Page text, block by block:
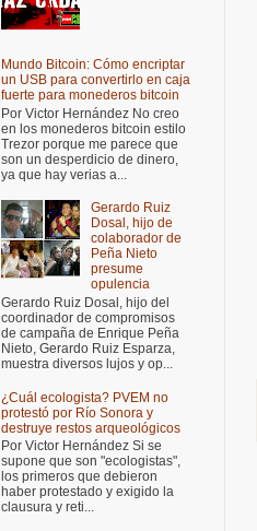
Mundo Bitcoin: Cómo encriptar
un USB para convertirlo en caja
fuerte para monederos bitcoin
Por Victor Hernández No creo
en los monederos bitcoin estilo
Trezor porque me parece que
son un desperdicio de dinero,
ya que hay verias a...
Gerardo Ruiz
Dosal, hijo de
colaborador de
Peña Nieto
presume
opulencia
Gerardo Ruiz Dosal, hijo del
coordinador de compromisos
de campaña de Enrique Peña
Nieto, Gerardo Ruiz Esparza,
muestra diversos lujos y op...
¿Cuál ecologista? PVEM no
protestó por Río Sonora y
destruye restos arqueológicos
Por Victor Hernández Si se
supone que son "ecologistas",
los primeros que debieron
haber protestado y exigido la
clausura y reti...